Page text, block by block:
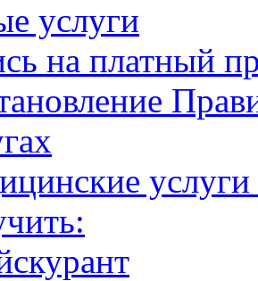
услуги
на платный